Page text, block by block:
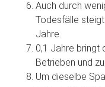
Auch durch
Todesfälle
Jahre.
0,1 Jahre bringt
Betrieben und
Um dieselbe